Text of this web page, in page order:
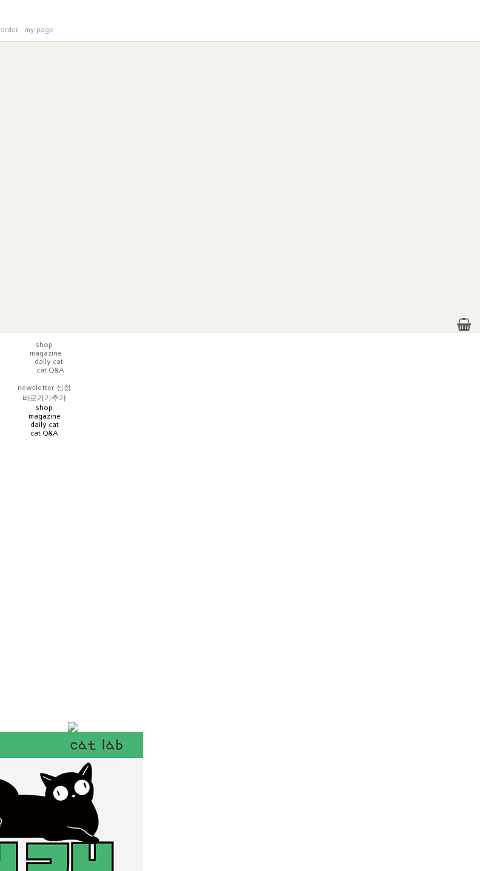
order my page
shop
magazine
daily cat
cat Q&A
newsletter 신청
바로가기추가
shop
magazine
daily cat
cat Q&A